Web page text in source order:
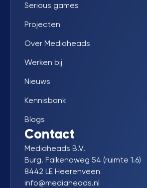
Serious games
Projecten
Over Mediaheads
Werken bij
Nieuws
Kennisbank
Blogs
Contact
Mediaheads B.V.
Burg. Falkenaweg 54 (ruimte 1.6)
8442 LE Heerenveen
info@mediaheads.nl